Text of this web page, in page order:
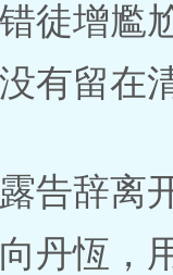
徒增尷
有留在
告辞离
丹恆，